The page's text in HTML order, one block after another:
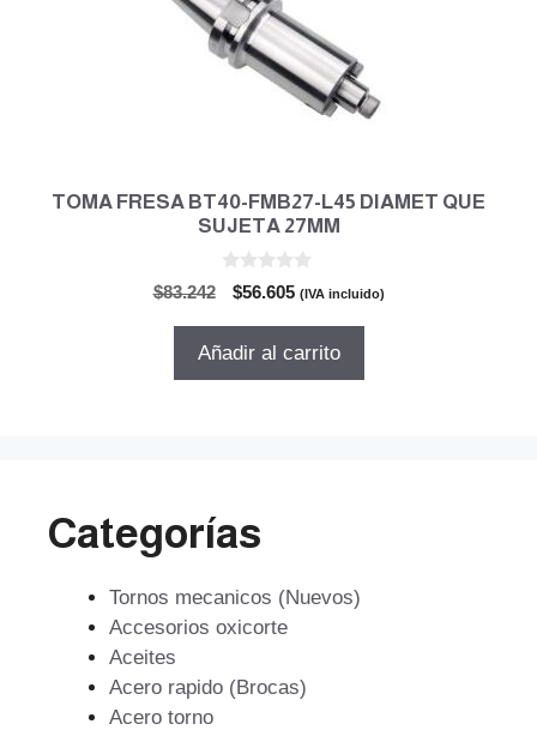
TOMA FRESA BT40-FMB27-L45 DIAMET QUE
SUJETA 27MM
$83.242
El
original
$56.605El
actual
(IVA incluido)
Añadir al carrito
Categorías
Tornos mecanicos (Nuevos)
Accesorios oxicorte
Aceites
Acero rapido (Brocas)
Acero torno